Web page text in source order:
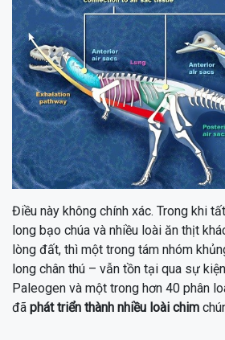
Điều này không chính xác. Trong khi
long bạo chúa và nhiều loài ăn thịt
lòng đất, thì một trong tám nhóm
long chân thú – vẫn tồn tại qua sự
Paleogen và một trong hơn 40 phân
đã phát triển thành nhiều loài chim